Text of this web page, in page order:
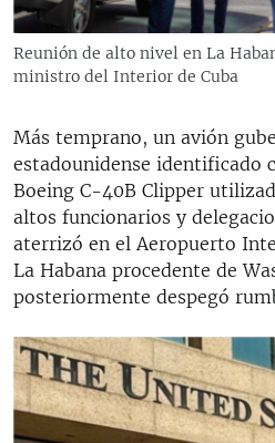
Reunión de alto nivel en La
ministro del Interior de Cuba
Más temprano, un avión
estadounidense identificado
Boeing C-40B Clipper
altos funcionarios y
aterrizó en el Aeropuerto
La Habana procedente de
posteriormente despegó